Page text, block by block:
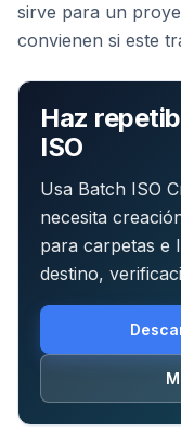
sirve para un
convienen si este
Haz
ISO
Usa Batch ISO
necesita
para carpetas e
destino,